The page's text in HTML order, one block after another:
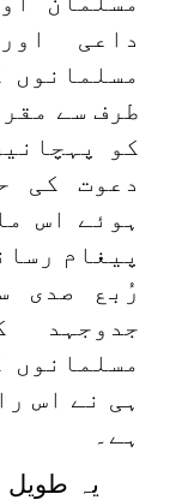
داعی
طرف سے
کو
دعوت کی
ہوئے اس
پیغام
رُبع صدی
جدوجہد
ہی نے اس
ہے۔
یہ طویل